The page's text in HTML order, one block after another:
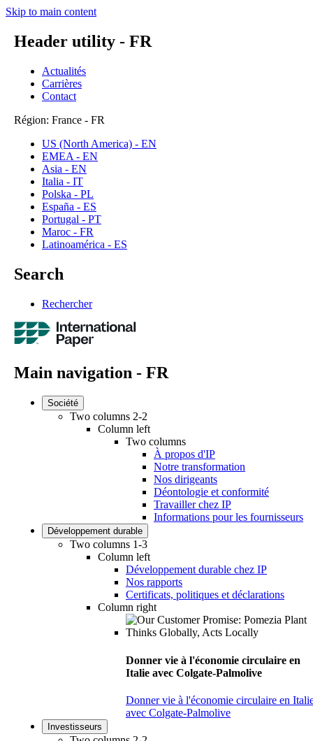
Skip to main content
Header utility - FR
Actualités
Carrières
Contact
Région: France - FR
US (North America) - EN
EMEA - EN
Asia - EN
Italia - IT
Polska - PL
España - ES
Portugal - PT
Maroc - FR
Latinoamérica - ES
Search
Rechercher
Main navigation - FR
Société
Two columns 2-2
Column left
Two columns
À propos d'IP
Notre transformation
Nos dirigeants
Déontologie et conformité
Travailler chez IP
Informations pour les fournisseurs
Développement durable
Two columns 1-3
Column left
Développement durable chez IP
Nos rapports
Certificats, politiques et déclarations
Column right
Donner vie à l'économie circulaire en
Italie avec Colgate-Palmolive
Donner vie à l'économie circulaire en
avec Colgate-Palmolive
Investisseurs